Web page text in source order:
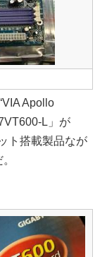
Apollo
L」が
ト搭載製品なが